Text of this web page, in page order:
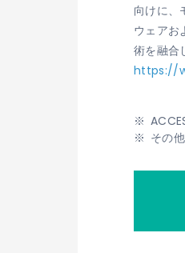
向けに、
ウェアお
術を融合
https://
その